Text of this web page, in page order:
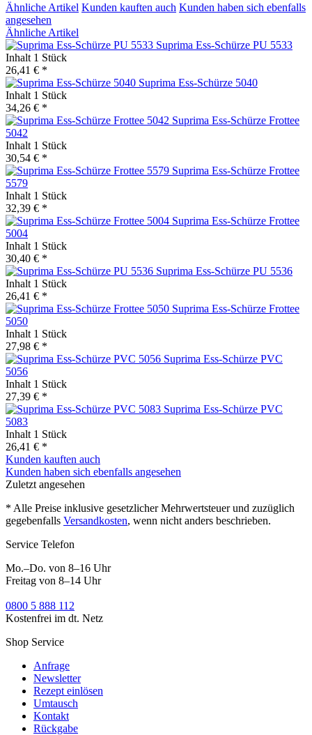
Ähnliche Artikel Kunden kauften auch Kunden haben sich ebenfalls
angesehen
Ähnliche Artikel
Suprima Ess-Schürze PU 5533
Inhalt 1 Stück
26,41 € *
Suprima Ess-Schürze 5040
Inhalt 1 Stück
34,26 € *
Suprima Ess-Schürze Frottee
5042
Inhalt 1 Stück
30,54 € *
Suprima Ess-Schürze Frottee
5579
Inhalt 1 Stück
32,39 € *
Suprima Ess-Schürze Frottee
5004
Inhalt 1 Stück
30,40 € *
Suprima Ess-Schürze PU 5536
Inhalt 1 Stück
26,41 € *
Suprima Ess-Schürze Frottee
5050
Inhalt 1 Stück
27,98 € *
Suprima Ess-Schürze PVC
5056
Inhalt 1 Stück
27,39 € *
Suprima Ess-Schürze PVC
5083
Inhalt 1 Stück
26,41 € *
Kunden kauften auch
Kunden haben sich ebenfalls angesehen
Zuletzt angesehen
* Alle Preise inklusive gesetzlicher Mehrwertsteuer und zuzüglich
gegebenfalls Versandkosten, wenn nicht anders beschrieben.
Service Telefon
Mo.–Do. von 8–16 Uhr
Freitag von 8–14 Uhr
0800 5 888 112
Kostenfrei im dt. Netz
Shop Service
Anfrage
Newsletter
Rezept einlösen
Umtausch
Kontakt
Rückgabe